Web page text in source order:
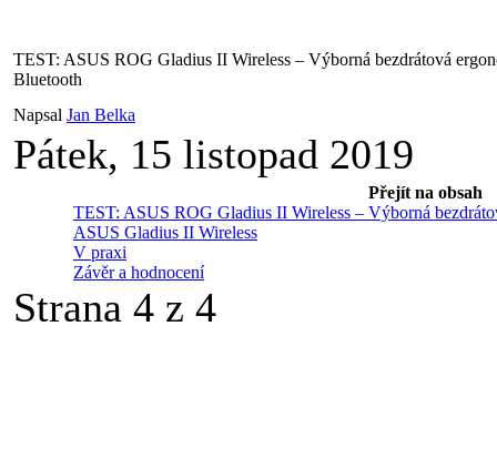
TEST: ASUS ROG Gladius II Wireless – Výborná bezdrátová
Bluetooth
Napsal Jan Belka
Pátek, 15 listopad 2019
Přejít na obsah
TEST: ASUS ROG Gladius II Wireless – Výborná
ASUS Gladius II Wireless
V praxi
Závěr a hodnocení
Strana 4 z 4